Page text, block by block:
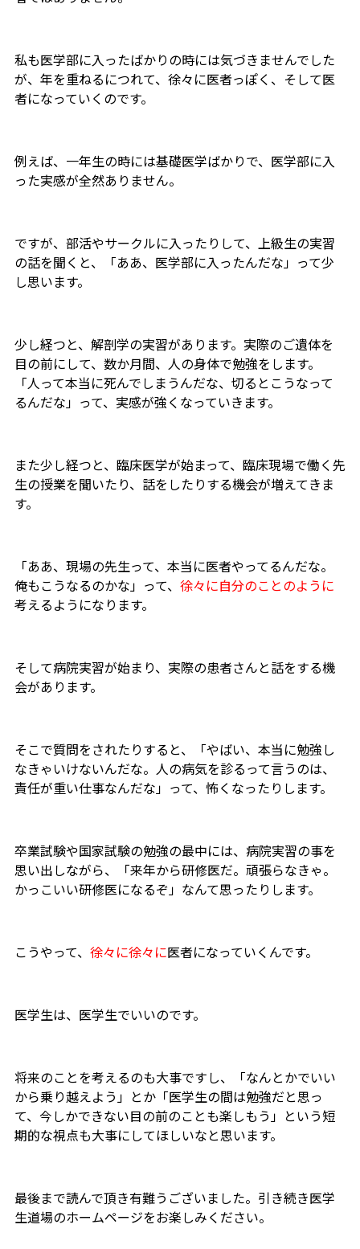
私も医学部に入ったばかりの時には気づきませんでした
が、年を重ねるにつれて、徐々に医者っぽく、そして医
者になっていくのです。
例えば、一年生の時には基礎医学ばかりで、医学部に入
った実感が全然ありません。
ですが、部活やサークルに入ったりして、上級生の実習
の話を聞くと、「ああ、医学部に入ったんだな」って少
し思います。
少し経つと、解剖学の実習があります。実際のご遺体を
目の前にして、数か月間、人の身体で勉強をします。
「人って本当に死んでしまうんだな、切るとこうなって
るんだな」って、実感が強くなっていきます。
また少し経つと、臨床医学が始まって、臨床現場で働く先
生の授業を聞いたり、話をしたりする機会が増えてきま
す。
「ああ、現場の先生って、本当に医者やってるんだな。
俺もこうなるのかな」って、 徐々に自分のことのように
考えるようになります。
そして病院実習が始まり、実際の患者さんと話をする機
会があります。
そこで質問をされたりすると、「やばい、本当に勉強し
なきゃいけないんだな。人の病気を診るって言うのは、
責任が重い仕事なんだな」って、怖くなったりします。
卒業試験や国家試験の勉強の最中には、病院実習の事を
思い出しながら、「来年から研修医だ。頑張らなきゃ。
かっこいい研修医になるぞ」なんて思ったりします。
こうやって、 徐々に徐々に医者になっていくんです。
医学生は、医学生でいいのです。
将来のことを考えるのも大事ですし、「なんとかでいい
から乗り越えよう」とか「医学生の間は勉強だと思っ
て、今しかできない目の前のことも楽しもう」という短
期的な視点も大事にしてほしいなと思います。
最後まで読んで頂き有難うございました。引き続き医学
生道場のホームページをお楽しみください。